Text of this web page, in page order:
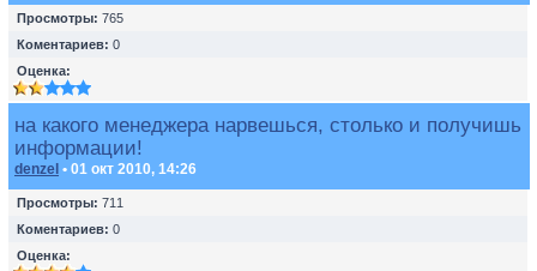
Просмотры: 765
Коментариев: 0
Оценка:
на какого менеджера нарвешься, столько и получишь
информации!
denzel • 01 окт 2010, 14:26
Просмотры: 711
Коментариев: 0
Оценка: